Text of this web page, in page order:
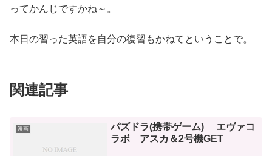
ってかんじですかね～。
本日の習った英語を自分の復習もかねてということで。
関連記事
漫画
パズドラ(携帯ゲーム) エヴァコ
ラボ アスカ＆2号機GET